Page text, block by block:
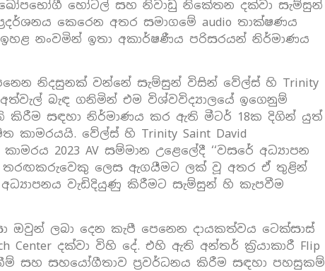
සුඛෝපභෝගී හෝටල් සහ නිවාඩු නිකේතන දක්වා සැම්සුන්
කෙරෙන අතර සමාගමේ audio තාක්ෂණය
නංවමින් ඉතා අකාර්ෂණීය පරිසරයන් නිර්මාණය
නිදසුනක් වන්නේ සැම්සුන් විසින් වේල්ස් හි Trinity
අත්වැල් බැඳ ගනිමින් එම විශ්වවිද්‍යාලයේ ඉගෙනුම්
කිරීම සඳහා නිර්මාණය කර ඇති මීටර් 18ක දිගින් යුත්
වේල්ස් හි Trinity Saint David
2023 AV සම්මාන උළෙලේදී ‘‘වසරේ අධ්‍යාපන
තරඟකරුවෙකු ලෙස ඇගයීමට ලක් වූ අතර ඒ තුළින්
වැඩිදියුණු කිරීමට සැම්සුන් හි කැපවීම
ඔවුන් ලබා දෙන කැපී පෙනෙන දායකත්වය ටෙක්සාස්
Center දක්වා විහි දේ. එහි ඇති අන්තර් ක‍්‍රියාකාරී Flip
සහ සහයෝගීතාව ප‍්‍රවර්ධනය කිරීම සඳහා පහසුකම්